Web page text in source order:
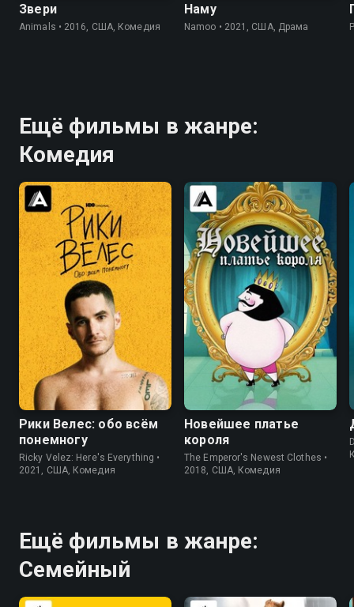
Звери
Animals • 2016, США, Комедия
Наму
Namoo • 2021, США, Драма
Ещё фильмы в жанре:
Комедия
6.2 6.5
Рики Велес: обо всём
понемногу
Ricky Velez: Here's Everything •
2021, США, Комедия
6.0 5.3
Новейшее платье
короля
The Emperor's Newest Clothes •
2018, США, Комедия
Ещё фильмы в жанре:
Семейный